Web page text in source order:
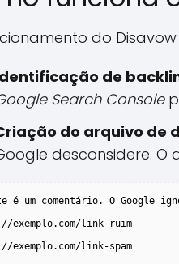
do
de
Search Console
do arquivo de
desconsidere.
é um comentário. O Google
exemplo.com/link-ruim
exemplo.com/link-spam